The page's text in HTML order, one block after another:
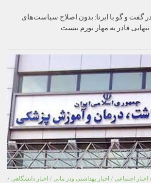
گفت و گو با ایرنا: بدون اصلاح سیاست‌های
قادر به مهار تورم نیست
/ اخبار اجتماعی / اخبار بهداشتی ودر مانی / اخبار دانشگاهی /